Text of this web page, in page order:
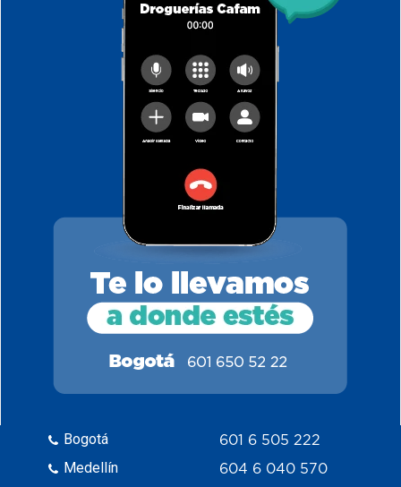
Bogotá
Medellín
601 6 505 222
604 6 040 570